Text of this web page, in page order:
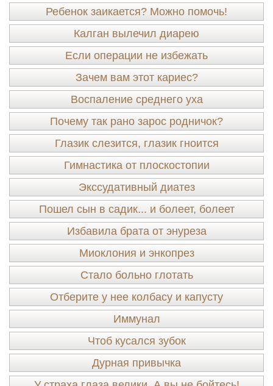
Ребенок заикается? Можно помочь!
Калган вылечил диарею
Если операции не избежать
Зачем вам этот кариес?
Воспаление среднего уха
Почему так рано зарос родничок?
Глазик слезится, глазик гноится
Гимнастика от плоскостопии
Экссудативный диатез
Пошел сын в садик... и болеет, болеет
Избавила брата от энуреза
Миоклония и энкопрез
Стало больно глотать
Отберите у нее колбасу и капусту
Иммунал
Чтоб кусался зубок
Дурная привычка